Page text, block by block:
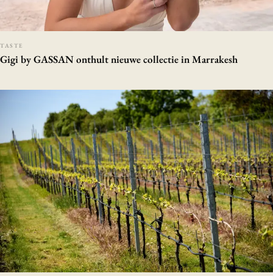
TASTE
Gigi by GASSAN onthult nieuwe collectie in Marrakesh